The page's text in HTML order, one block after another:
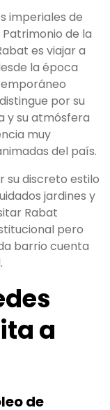
imperiales de
de la
es viajar a
la época
por su
y su atmósfera
muy
del país.
su discreto estilo
jardines y
Rabat
pero
barrio cuenta
a
de